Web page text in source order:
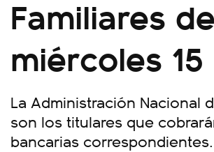
Familiares
miércoles
La Administración Nacional
son los titulares que
bancarias correspondientes.